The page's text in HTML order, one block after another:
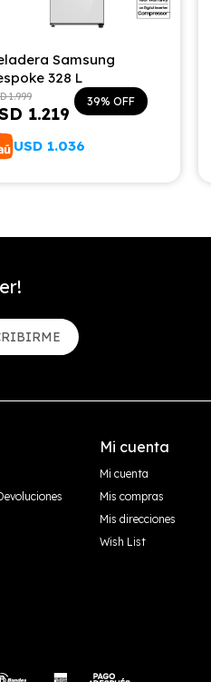
Samsung
328 L
1.219
1.999 39
USD 1.036
Mi cuenta
Mi cuenta
Mis compras
Mis direcciones
Wish List